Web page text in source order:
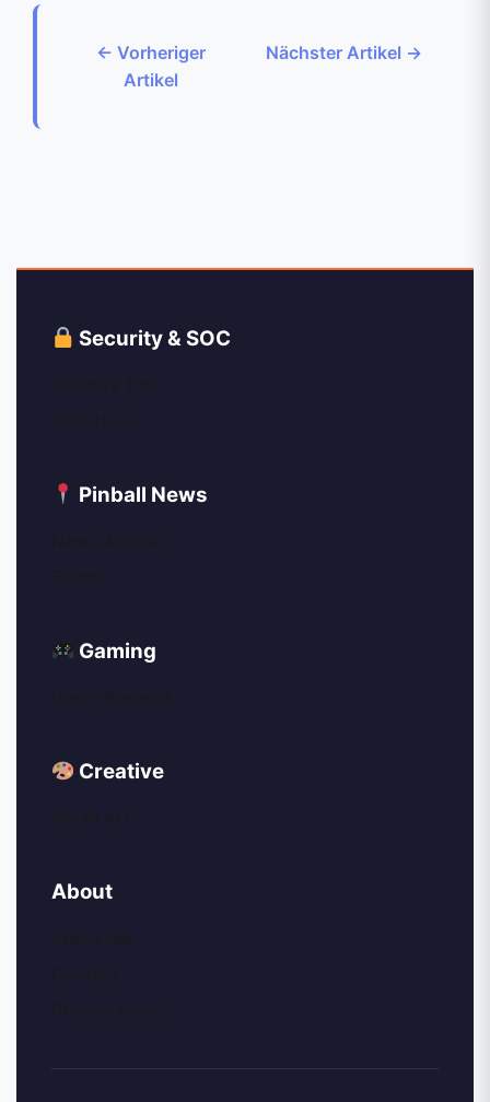
← Vorheriger
Artikel
Nächster Artikel →
Security & SOC
Pinball News
Gaming
Creative
About